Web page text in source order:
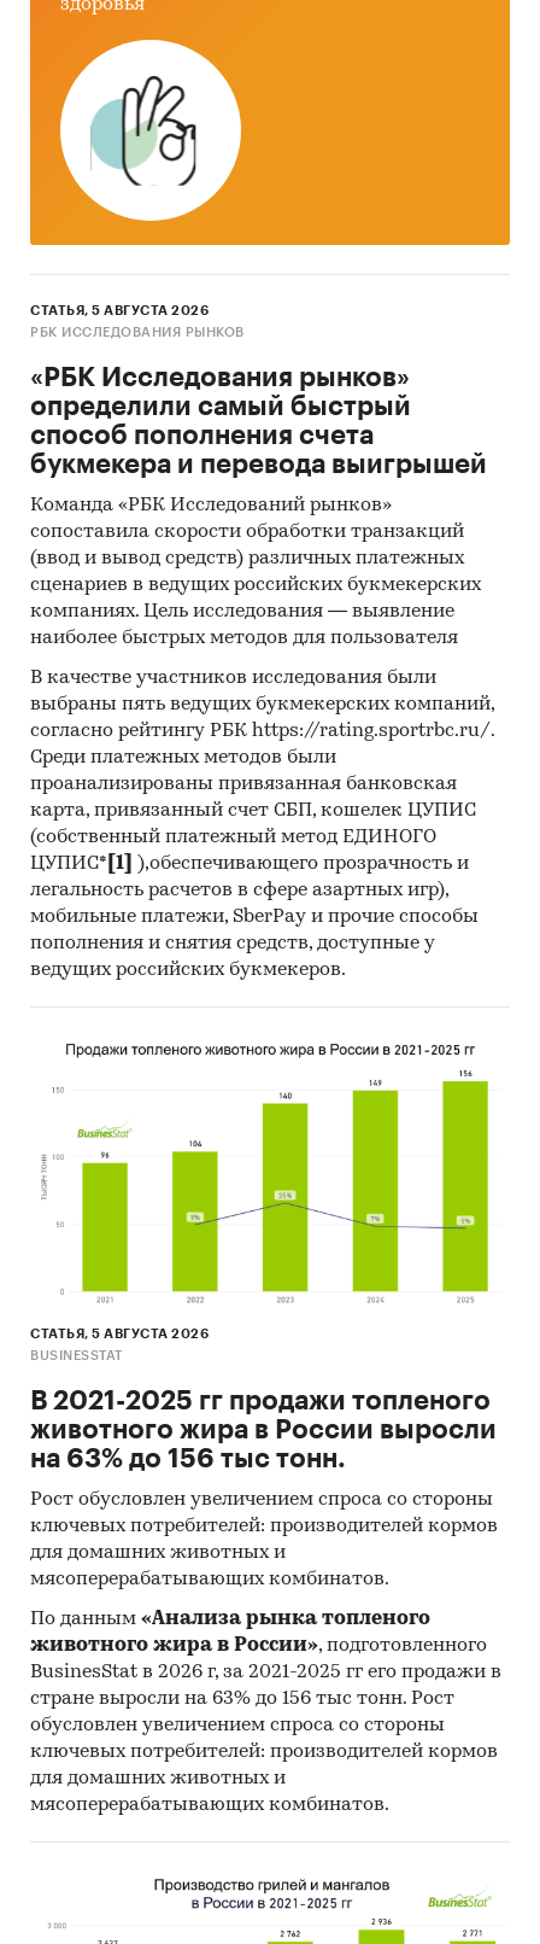
объем рынка профосмотров
оборот рынка профосмотров
цены на профосмотры
Под профосмотрами в рамках данного
обзора подразумеваются обязательные
медицинские осмотры работников
отдельных видов профессиональной
деятельности. В настоящий обзор не
включаются предрейсовые и предсменные
осмотры персонала.
В обзоре приводятся следующие
детализации:
виды персонала, подлежащего
профосмотрам:
персонал с вредными и/
или опасными условиями труда;
декретированный персонал
сектора рынка(по форме собственности
предприятия, направляющего на
медосмотр): бюджетный; частный
уровни вредности условий
труда: оптимальный; допустимый;
вредный; опасный
отрасли профессиональной
деятельности: деятельность в области
здравоохранения; добыча полезных
ископаемых; обрабатывающие
производства; сельское, лесное хозяйство,
отрасли
В обзоре детализирована информация по
регионам страны.
В обзоре представлены финансовые
рейтинги крупнейших коммерческих
клиник, предоставляющих услуги
При подготовке обзора используется
официальная статистика и собранные
данные.
Информация профильных ведомств:
Федеральная служба государственной
статистики (Росстат)
Федеральная налоговая служба
Министерство здравоохранения
здравоохранения
Федеральная служба по надзору в сфере
защиты прав потребителей и благополучия
человека (Роспотребнадзор)
Информация, собранная BusinesStat:
оценки потребления услуг медицинских
осмотров
оценки экспертов медицинского рынка
анализ открытой информации о рынке
здоровья
СТАТЬЯ, 5 АВГУСТА 2026
РБК ИССЛЕДОВАНИЯ РЫНКОВ
«РБК Исследования рынков»
определили самый быстрый
способ пополнения счета
букмекера и перевода выигрышей
Команда «РБК Исследований рынков»
сопоставила скорости обработки транзакций
(ввод и вывод средств) различных платежных
сценариев в ведущих российских букмекерских
компаниях. Цель исследования — выявление
наиболее быстрых методов для пользователя
В качестве участников исследования были
выбраны пять ведущих букмекерских компаний,
согласно рейтингу РБК https://rating.sportrbc.ru/.
Среди платежных методов были
проанализированы привязанная банковская
карта, привязанный счет СБП, кошелек ЦУПИС
(собственный платежный метод ЕДИНОГО
ЦУПИС* [1]
),обеспечивающего прозрачность и
легальность расчетов в сфере азартных игр),
мобильные платежи, SberPay и прочие способы
пополнения и снятия средств, доступные у
ведущих российских букмекеров.
СТАТЬЯ, 5 АВГУСТА 2026
BUSINESSTAT
В 2021-2025 гг продажи топленого
животного жира в России выросли
на 63% до 156 тыс тонн.
Рост обусловлен увеличением спроса со стороны
ключевых потребителей: производителей кормов
для домашних животных и
мясоперерабатывающих комбинатов.
По данным «Анализа рынка топленого
животного жира в России», подготовленного
BusinesStat в 2026 г, за 2021-2025 гг его продажи в
стране выросли на 63% до 156 тыс тонн. Рост
обусловлен увеличением спроса со стороны
ключевых потребителей: производителей кормов
для домашних животных и
мясоперерабатывающих комбинатов.